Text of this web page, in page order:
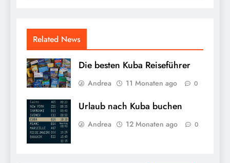
Related News
Die besten Kuba Reiseführer
Andrea 11 Monaten ago 0
Urlaub nach Kuba buchen
Andrea 12 Monaten ago 0